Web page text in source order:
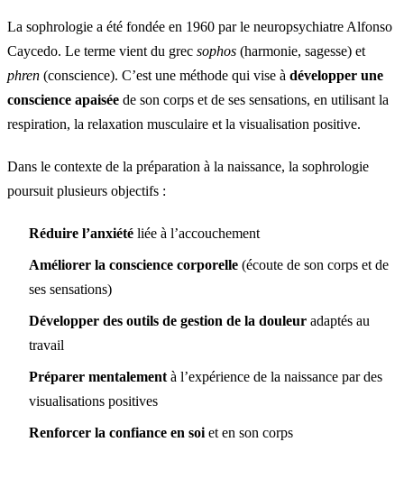
La sophrologie a été fondée en 1960 par le neuropsychiatre Alfonso
Caycedo. Le terme vient du grec sophos (harmonie, sagesse) et
phren (conscience). C’est une méthode qui vise à développer une
conscience apaisée de son corps et de ses sensations, en utilisant la
respiration, la relaxation musculaire et la visualisation positive.
Dans le contexte de la préparation à la naissance, la sophrologie
poursuit plusieurs objectifs :
Réduire l’anxiété liée à l’accouchement
Améliorer la conscience corporelle (écoute de son corps et de
ses sensations)
Développer des outils de gestion de la douleur adaptés au
travail
Préparer mentalement à l’expérience de la naissance par des
visualisations positives
Renforcer la confiance en soi et en son corps